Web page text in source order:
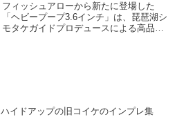
フィッシュアローから新たに登場した
「ヘビープープ3.6インチ」は、琵琶湖シ
モタケガイドプロデュースによる高品質
ハイドアップの旧コイケのインプレ集